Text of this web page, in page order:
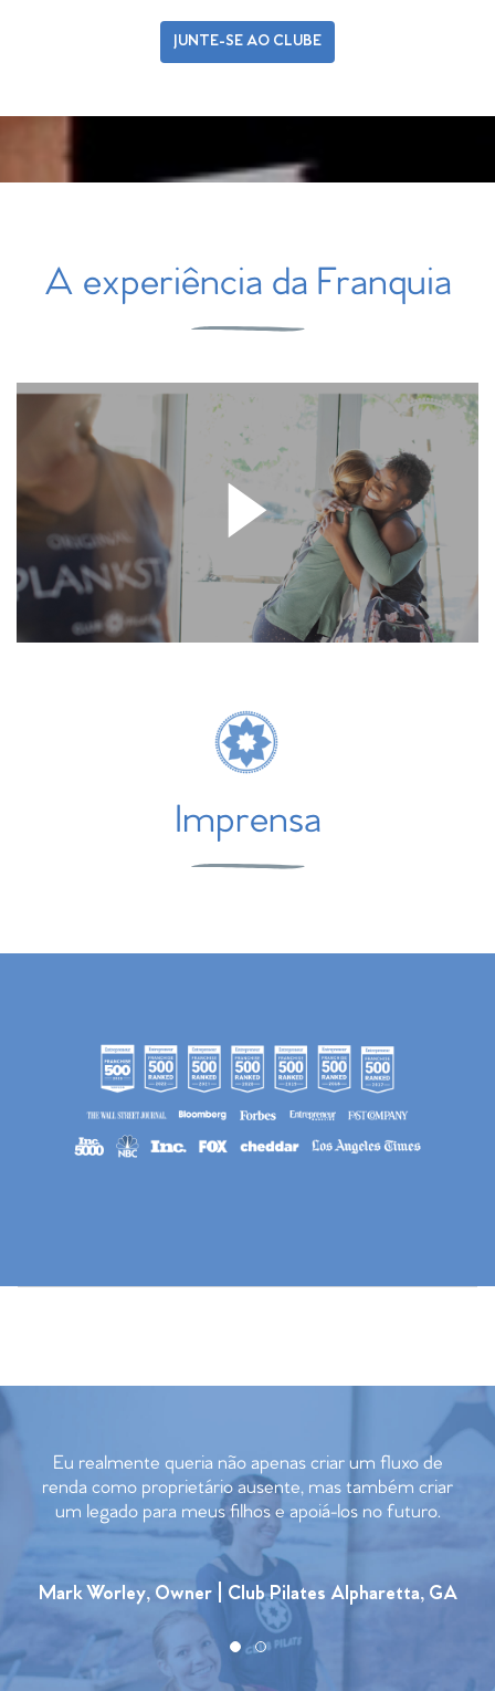
JUNTE-SE AO CLUBE
A experiência da Franquia
Imprensa
Eu realmente queria não apenas criar um fluxo de
renda como proprietário ausente, mas também criar
um legado para meus filhos e apoiá-los no futuro.
Mark Worley, Owner | Club Pilates Alpharetta, GA